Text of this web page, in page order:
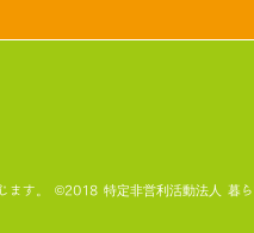
ます。 ©2018 特定非営利活動法人 暮